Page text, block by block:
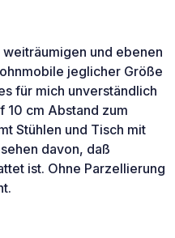
und ebenen
jeglicher Größe
für mich unverständlich
10 cm Abstand zum
Stühlen und Tisch mit
davon, daß
ist. Ohne Parzellierung